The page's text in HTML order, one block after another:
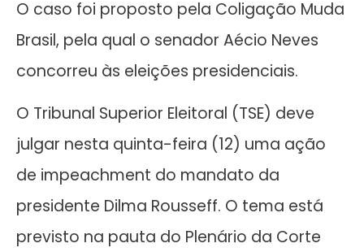
O caso foi proposto pela Coligação Muda
Brasil, pela qual o senador Aécio Neves
concorreu às eleições presidenciais.
O Tribunal Superior Eleitoral (TSE) deve
julgar nesta quinta-feira (12) uma ação
de impeachment do mandato da
presidente Dilma Rousseff. O tema está
previsto na pauta do Plenário da Corte